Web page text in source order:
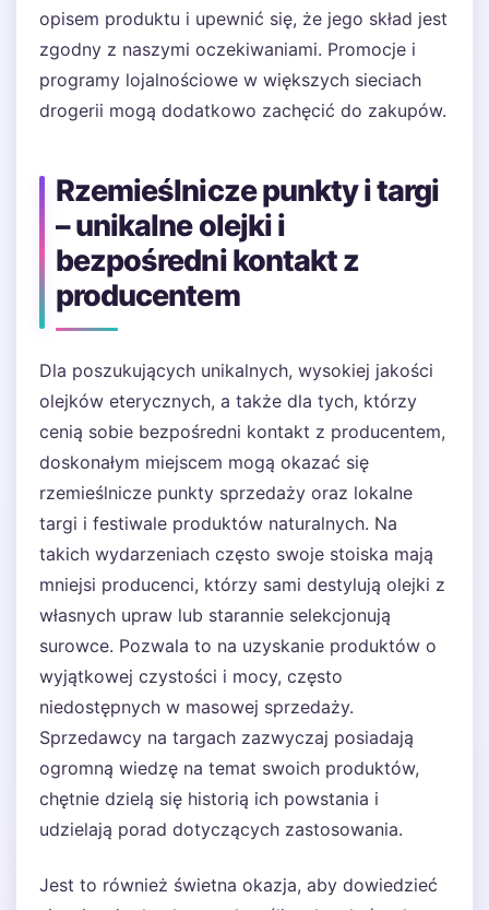
opisem produktu i upewnić się, że jego skład jest
zgodny z naszymi oczekiwaniami. Promocje i
programy lojalnościowe w większych sieciach
drogerii mogą dodatkowo zachęcić do zakupów.
Rzemieślnicze punkty i targi
– unikalne olejki i
bezpośredni kontakt z
producentem
Dla poszukujących unikalnych, wysokiej jakości
olejków eterycznych, a także dla tych, którzy
cenią sobie bezpośredni kontakt z producentem,
doskonałym miejscem mogą okazać się
rzemieślnicze punkty sprzedaży oraz lokalne
targi i festiwale produktów naturalnych. Na
takich wydarzeniach często swoje stoiska mają
mniejsi producenci, którzy sami destylują olejki z
własnych upraw lub starannie selekcjonują
surowce. Pozwala to na uzyskanie produktów o
wyjątkowej czystości i mocy, często
niedostępnych w masowej sprzedaży.
Sprzedawcy na targach zazwyczaj posiadają
ogromną wiedzę na temat swoich produktów,
chętnie dzielą się historią ich powstania i
udzielają porad dotyczących zastosowania.
Jest to również świetna okazja, aby dowiedzieć